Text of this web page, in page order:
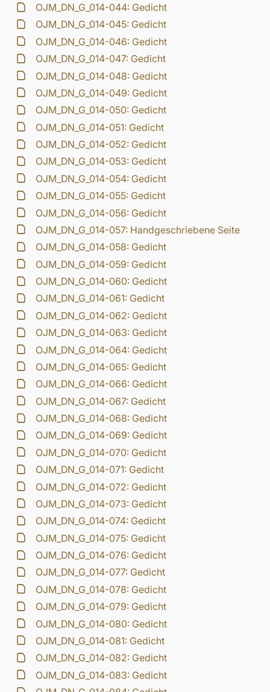
OJM_DN_G_014-044: Gedicht
OJM_DN_G_014-045: Gedicht
OJM_DN_G_014-046: Gedicht
OJM_DN_G_014-047: Gedicht
OJM_DN_G_014-048: Gedicht
OJM_DN_G_014-049: Gedicht
OJM_DN_G_014-050: Gedicht
OJM_DN_G_014-051: Gedicht
OJM_DN_G_014-052: Gedicht
OJM_DN_G_014-053: Gedicht
OJM_DN_G_014-054: Gedicht
OJM_DN_G_014-055: Gedicht
OJM_DN_G_014-056: Gedicht
OJM_DN_G_014-057: Handgeschriebene Seite
OJM_DN_G_014-058: Gedicht
OJM_DN_G_014-059: Gedicht
OJM_DN_G_014-060: Gedicht
OJM_DN_G_014-061: Gedicht
OJM_DN_G_014-062: Gedicht
OJM_DN_G_014-063: Gedicht
OJM_DN_G_014-064: Gedicht
OJM_DN_G_014-065: Gedicht
OJM_DN_G_014-066: Gedicht
OJM_DN_G_014-067: Gedicht
OJM_DN_G_014-068: Gedicht
OJM_DN_G_014-069: Gedicht
OJM_DN_G_014-070: Gedicht
OJM_DN_G_014-071: Gedicht
OJM_DN_G_014-072: Gedicht
OJM_DN_G_014-073: Gedicht
OJM_DN_G_014-074: Gedicht
OJM_DN_G_014-075: Gedicht
OJM_DN_G_014-076: Gedicht
OJM_DN_G_014-077: Gedicht
OJM_DN_G_014-078: Gedicht
OJM_DN_G_014-079: Gedicht
OJM_DN_G_014-080: Gedicht
OJM_DN_G_014-081: Gedicht
OJM_DN_G_014-082: Gedicht
OJM_DN_G_014-083: Gedicht